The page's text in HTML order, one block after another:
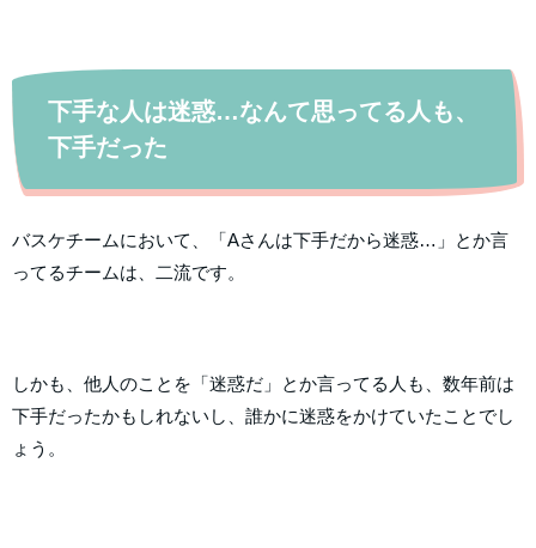
下手な人は迷惑…なんて思ってる人も、
下手だった
バスケチームにおいて、「Aさんは下手だから迷惑…」とか言
ってるチームは、二流です。
しかも、他人のことを「迷惑だ」とか言ってる人も、数年前は
下手だったかもしれないし、誰かに迷惑をかけていたことでし
ょう。